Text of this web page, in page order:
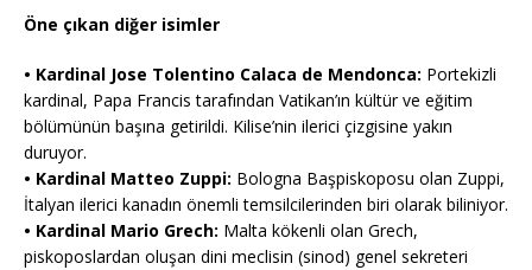
Öne çıkan diğer isimler
•⁠ ⁠Kardinal Jose Tolentino Calaca de Mendonca: Portekizli
kardinal, Papa Francis tarafından Vatikan’ın kültür ve eğitim
bölümünün başına getirildi. Kilise’nin ilerici çizgisine yakın
duruyor.
•⁠ ⁠Kardinal Matteo Zuppi: Bologna Başpiskoposu olan Zuppi,
İtalyan ilerici kanadın önemli temsilcilerinden biri olarak biliniyor.
•⁠ ⁠Kardinal Mario Grech: Malta kökenli olan Grech,
piskoposlardan oluşan dini meclisin (sinod) genel sekreteri